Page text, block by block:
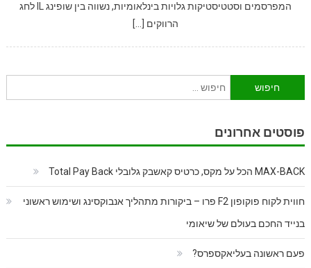
המפרסמים וסטטיסטיקות גלויות בינלאומיות, נשווה בין שופינג IL לחג
הרווקים […]
חיפוש:
פוסטים אחרונים
MAX-BACK הכל על מקס, כרטיס קאשבק גלובלי Total Pay Back
חווית לקוח פוקופון F2 פרו – ביקורות מתהליך אנבוקסינג ושימוש ראשוני
בנייד החכם בעולם של שיאומי
פעם ראשונה בעליאקספרס?